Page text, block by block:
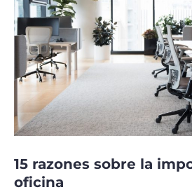
15 razones sobre la
oficina